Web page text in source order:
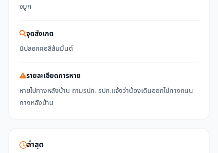
จมูก
จุดสังเกต
มีปลอกคอสีส้มมิ้นต์
รายละเอียดการหาย
หายไปทางหลังบ้าน ถามรปภ. รปภ.แจ้งว่าน้องเดินออกไปทางถนน
ทางหลังบ้าน
ล่าสุด